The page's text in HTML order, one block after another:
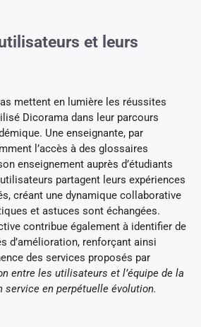
et leurs
mettent en lumière les réussites
Dicorama dans leur parcours
Une enseignante, par
l’accès à des glossaires
enseignement auprès d’étudiants
partagent leurs expériences
créant une dynamique collaborative
et astuces sont échangées.
contribue également à identifier de
d’amélioration, renforçant ainsi
des services proposés par
entre les utilisateurs et l’équipe de la
en perpétuelle évolution.